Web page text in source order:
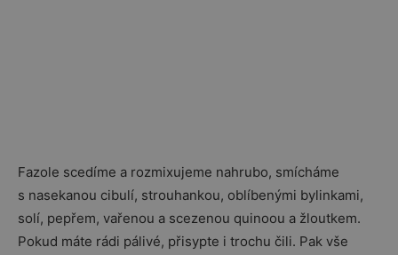
Fazole scedíme a rozmixujeme nahrubo, smícháme
s nasekanou cibulí, strouhankou, oblíbenými bylinkami,
solí, pepřem, vařenou a scezenou quinoou a žloutkem.
Pokud máte rádi pálivé, přisypte i trochu čili. Pak vše